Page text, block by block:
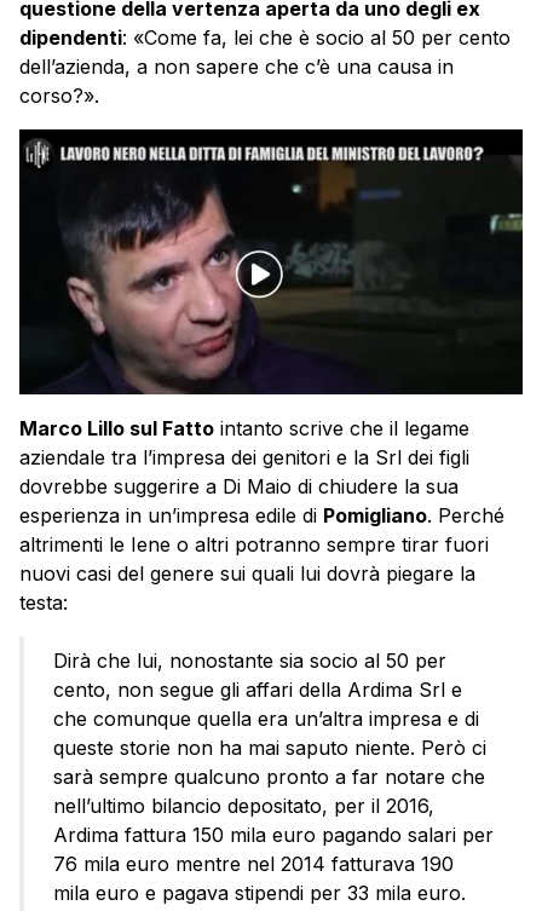
questione della vertenza aperta da uno degli ex
dipendenti: «Come fa, lei che è socio al 50 per cento
dell’azienda, a non sapere che c’è una causa in
corso?».
Marco Lillo sul Fatto intanto scrive che il legame
aziendale tra l’impresa dei genitori e la Srl dei figli
dovrebbe suggerire a Di Maio di chiudere la sua
esperienza in un’impresa edile di Pomigliano. Perché
altrimenti le Iene o altri potranno sempre tirar fuori
nuovi casi del genere sui quali lui dovrà piegare la
testa:
Dirà che lui, nonostante sia socio al 50 per
cento, non segue gli affari della Ardima Srl e
che comunque quella era un’altra impresa e di
queste storie non ha mai saputo niente. Però ci
sarà sempre qualcuno pronto a far notare che
nell’ultimo bilancio depositato, per il 2016,
Ardima fattura 150 mila euro pagando salari per
76 mila euro mentre nel 2014 fatturava 190
mila euro e pagava stipendi per 33 mila euro.